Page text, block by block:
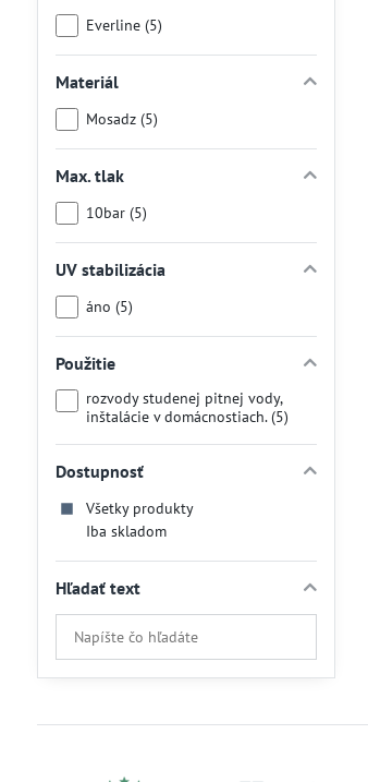
Everline (5)
Materiál
Mosadz (5)
Max. tlak
10bar (5)
UV stabilizácia
áno (5)
Použitie
rozvody studenej pitnej vody,
inštalácie v domácnostiach. (5)
Dostupnosť
Všetky produkty
Iba skladom
Hľadať text
Prehľadať
výsledky
filtra